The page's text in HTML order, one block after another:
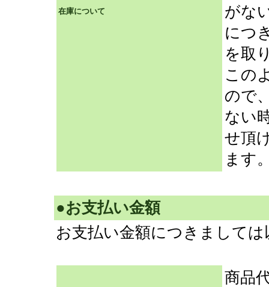
在庫について
がな
につ
を取
この
ので
ない
せ頂
ます
●お支払い金額
お支払い金額につきまして
商品